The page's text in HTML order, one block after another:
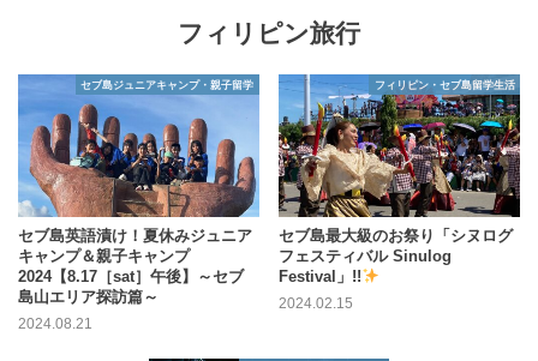
フィリピン旅行
セブ島ジュニアキャンプ・親子留学
セブ島英語漬け！夏休みジュニア
キャンプ＆親子キャンプ
2024【8.17［sat］午後】～セブ
島山エリア探訪篇～
2024.08.21
フィリピン・セブ島留学生活
セブ島最大級のお祭り「シヌログ
フェスティバル Sinulog
Festival」!!
2024.02.15